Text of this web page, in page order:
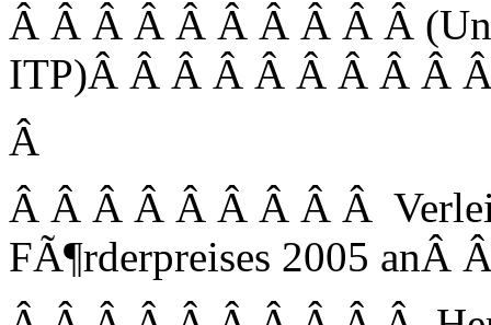
Â Â Â Â Â Â Â Â Â Â
ITP)Â Â Â Â Â Â Â Â Â
Â
Â Â Â Â Â Â Â Â Â
FÃ¶rderpreises 2005 anÂ